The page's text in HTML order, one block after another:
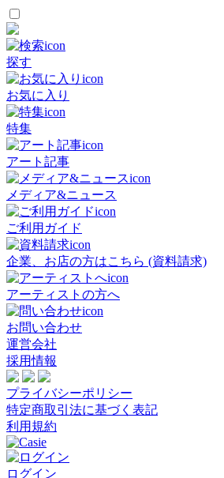
探す
お気に入り
特集
アート記事
メディア&ニュース
ご利用ガイド
企業、お店の方はこちら (資料請求)
アーティストの方へ
お問い合わせ
運営会社
採用情報
プライバシーポリシー
特定商取引法に基づく表記
利用規約
ログイン